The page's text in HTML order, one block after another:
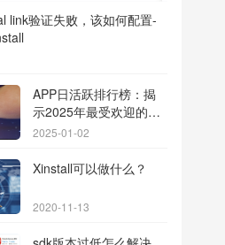
link验证失败，该如何配置-
APP日活跃排行榜：揭
示2025年最受欢迎的应
用背后的秘密
2025-01-02
Xinstall可以做什么？
2020-11-13